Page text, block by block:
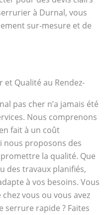
à Durnal, vous
sur-mesure et de
et Qualité au Rendez-
pas cher n’a jamais été
Nous comprenons
fait à un coût
nous proposons des
la qualité. Que
des travaux planifiés,
à vos besoins. Vous
vous ou vous avez
serrure rapide ? Faites